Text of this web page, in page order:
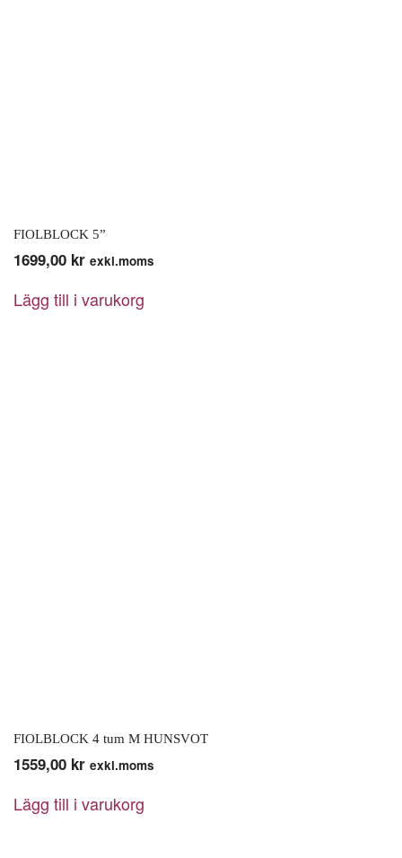
FIOLBLOCK 5”
1699,00 kr exkl.moms
Lägg till i varukorg
FIOLBLOCK 4 tum M HUNSVOT
1559,00 kr exkl.moms
Lägg till i varukorg